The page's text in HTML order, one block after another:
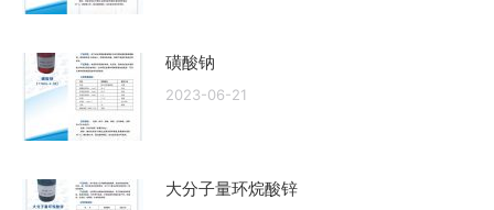
磺酸钠
2023-06-21
大分子量环烷酸锌